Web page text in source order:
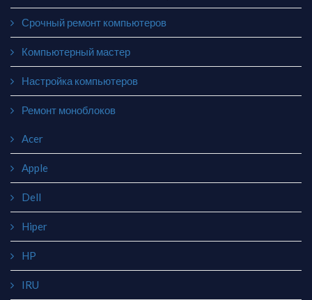
Срочный ремонт компьютеров
Компьютерный мастер
Настройка компьютеров
Ремонт моноблоков
Acer
Apple
Dell
Hiper
HP
IRU